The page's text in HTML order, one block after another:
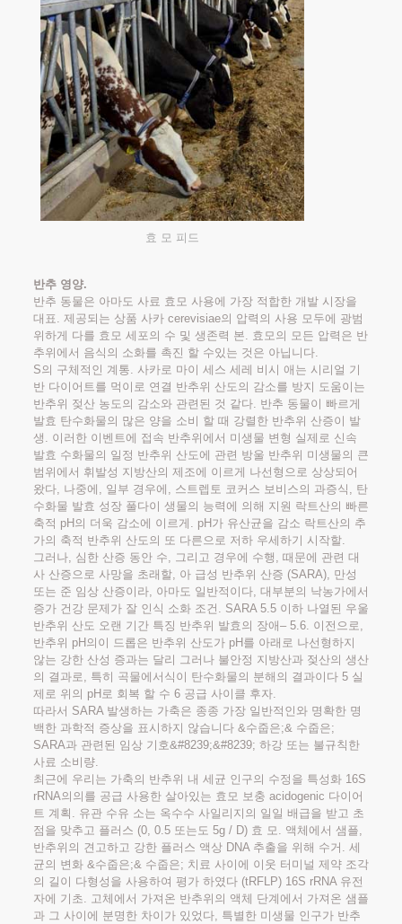
효 모 피드
반추 영양.
반추 동물은 아마도 사료 효모 사용에 가장 적합한 개발 시장을
대표. 제공되는 상품 사카 cerevisiae의 압력의 사용 모두에 광범
위하게 다를 효모 세포의 수 및 생존력 본. 효모의 모든 압력은 반
추위에서 음식의 소화를 촉진 할 수있는 것은 아닙니다.
S의 구체적인 계통. 사카로 마이 세스 세레 비시 애는 시리얼 기
반 다이어트를 먹이로 연결 반추위 산도의 감소를 방지 도움이는
반추위 젖산 농도의 감소와 관련된 것 같다. 반추 동물이 빠르게
발효 탄수화물의 많은 양을 소비 할 때 강렬한 반추위 산증이 발
생. 이러한 이벤트에 접속 반추위에서 미생물 변형 실제로 신속
발효 수화물의 일정 반추위 산도에 관련 방울 반추위 미생물의 큰
범위에서 휘발성 지방산의 제조에 이르게 나선형으로 상상되어
왔다, 나중에, 일부 경우에, 스트렙토 코커스 보비스의 과증식, 탄
수화물 발효 성장 풀다이 생물의 능력에 의해 지원 락트산의 빠른
축적 pH의 더욱 감소에 이르게. pH가 유산균을 감소 락트산의 추
가의 축적 반추위 산도의 또 다른으로 저하 우세하기 시작할.
그러나, 심한 산증 동안 수, 그리고 경우에 수행, 때문에 관련 대
사 산증으로 사망을 초래할, 아 급성 반추위 산증 (SARA), 만성
또는 준 임상 산증이라, 아마도 일반적이다, 대부분의 낙농가에서
증가 건강 문제가 잘 인식 소화 조건. SARA 5.5 이하 나열된 우울
반추위 산도 오랜 기간 특징 반추위 발효의 장애– 5.6. 이전으로,
반추위 pH의이 드롭은 반추위 산도가 pH를 아래로 나선형하지
않는 강한 산성 증과는 달리 그러나 불안정 지방산과 젖산의 생산
의 결과로, 특히 곡물에서식이 탄수화물의 분해의 결과이다 5 실
제로 위의 pH로 회복 할 수 6 공급 사이클 후자.
따라서 SARA 발생하는 가축은 종종 가장 일반적인와 명확한 명
백한 과학적 증상을 표시하지 않습니다 &수줍은;& 수줍은;
SARA과 관련된 임상 기호&#8239;&#8239; 하강 또는 불규칙한
사료 소비량.
최근에 우리는 가축의 반추위 내 세균 인구의 수정을 특성화 16S
rRNA의의를 공급 사용한 살아있는 효모 보충 acidogenic 다이어
트 계획. 유관 수유 소는 옥수수 사일리지의 일일 배급을 받고 초
점을 맞추고 플러스 (0, 0.5 또는도 5g / D) 효 모. 액체에서 샘플,
반추위의 견고하고 강한 플러스 액상 DNA 추출을 위해 수거. 세
균의 변화 &수줍은;& 수줍은; 치료 사이에 이웃 터미널 제약 조각
의 길이 다형성을 사용하여 평가 하였다 (tRFLP) 16S rRNA 유전
자에 기초. 고체에서 가져온 반추위의 액체 단계에서 가져온 샘플
과 그 사이에 분명한 차이가 있었다, 특별한 미생물 인구가 반추